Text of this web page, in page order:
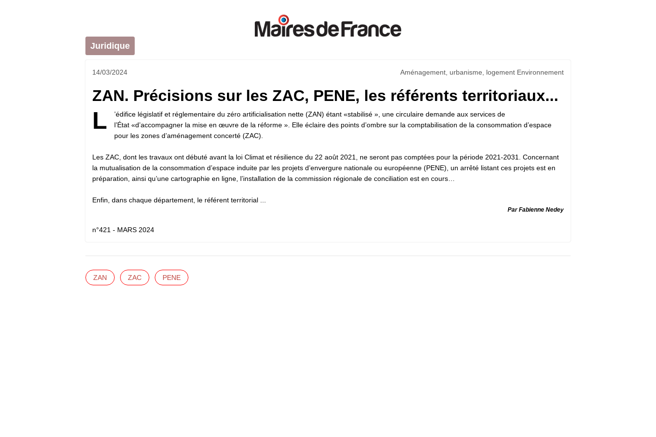
Juridique
14/03/2024 Aménagement, urbanisme, logement Environnement
ZAN. Précisions sur les ZAC, PENE, les référents territoriaux...
L
’édifice législatif et réglementaire du zéro artificialisation nette (ZAN) étant «stabilisé », une circulaire demande aux services de
l’État «d’accompagner la mise en œuvre de la réforme ». Elle éclaire des points d’ombre sur la comptabilisation de la consommation d’espace
pour les zones d’aménagement concerté (ZAC).
Les ZAC, dont les travaux ont débuté avant la loi Climat et résilience du 22 août 2021, ne seront pas comptées pour la période 2021-2031. Concernant
la mutualisation de la consommation d’espace induite par les projets d’envergure nationale ou européenne (PENE), un arrêté listant ces projets est en
préparation, ainsi qu’une cartographie en ligne, l’installation de la commission régionale de conciliation est en cours…
Enfin, dans chaque département, le référent territorial ...
Par Fabienne Nedey
n°421 - MARS 2024
ZAN ZAC PENE